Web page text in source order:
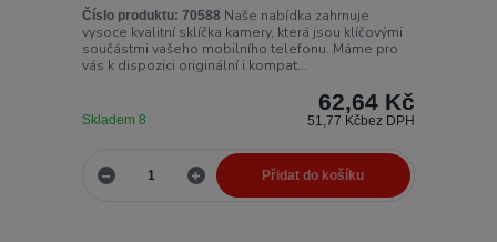
Číslo produktu: 70588 Naše nabídka zahrnuje
vysoce kvalitní sklíčka kamery, která jsou klíčovými
součástmi vašeho mobilního telefonu. Máme pro
vás k dispozici originální i kompat...
62,64 Kč
51,77 Kčbez DPH
Skladem 8
Přidat do košíku